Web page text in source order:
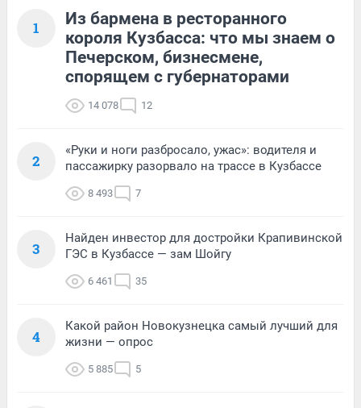
1
Из бармена в ресторанного
короля Кузбасса: что мы знаем о
Печерском, бизнесмене,
спорящем с губернаторами
14 078 12
2
«Руки и ноги разбросало, ужас»: водителя и
пассажирку разорвало на трассе в Кузбассе
8 493 7
3
Найден инвестор для достройки Крапивинской
ГЭС в Кузбассе — зам Шойгу
6 461 35
4
Какой район Новокузнецка самый лучший для
жизни — опрос
5 885 5